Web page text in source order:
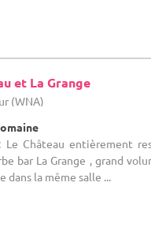
et La Grange
(WNA)
Château entièrement
bar La Grange , grand
la même salle ...